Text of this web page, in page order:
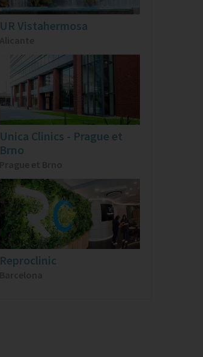
UR Vistahermosa
Unica Clinics - Prague et
Brno
Reproclinic